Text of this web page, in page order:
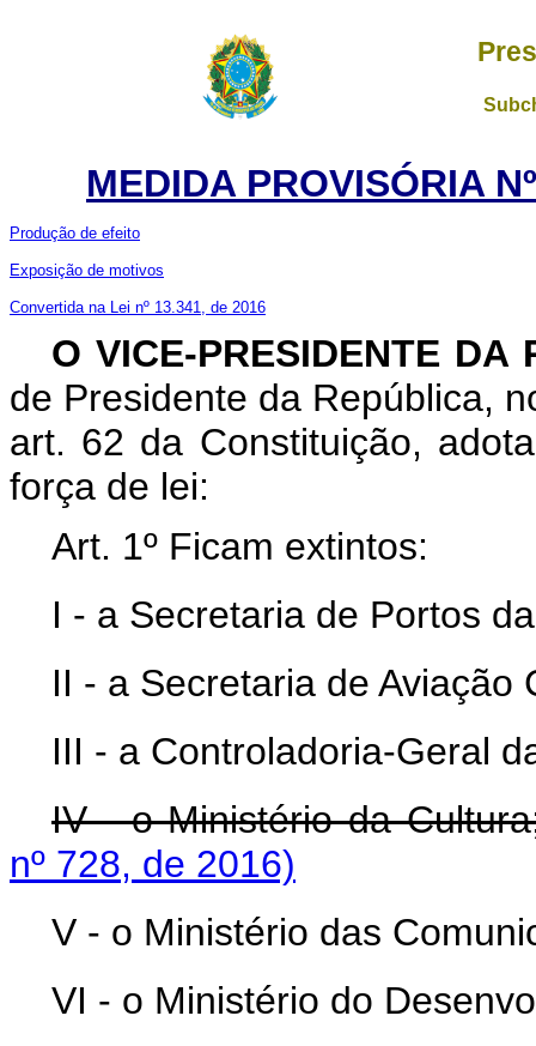
MEDIDA PROVISÓRIA
Produção de efeito
Exposição de motivos
Convertida na Lei nº 13.341, de 2016
O VICE-PRESIDENTE DA
de Presidente da República,
art. 62 da Constituição,
força de lei:
Art. 1º Ficam extintos:
I - a Secretaria de Portos
II - a Secretaria de Aviação
III - a Controladoria-Geral
IV - o Ministério da
nº 728, de 2016)
V - o Ministério das
VI - o Ministério do